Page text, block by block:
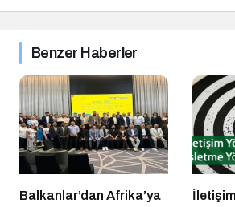
Benzer Haberler
Balkanlar’dan Afrika’ya